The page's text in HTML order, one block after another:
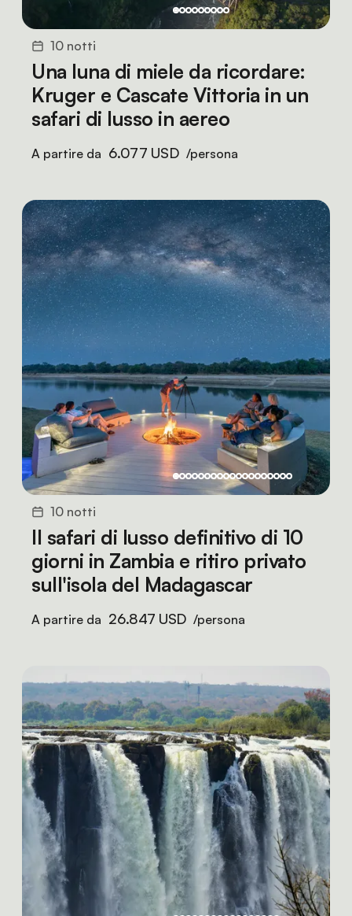
10 notti
Una luna di miele da ricordare:
Kruger e Cascate Vittoria in un
safari di lusso in aereo
A partire da 6.077 USD /persona
10 notti
Il safari di lusso definitivo di 10
giorni in Zambia e ritiro privato
sull'isola del Madagascar
A partire da 26.847 USD /persona